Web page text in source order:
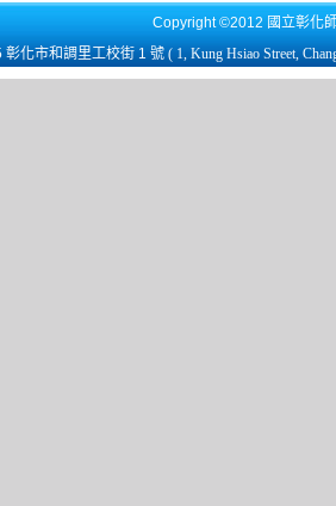
Copyright ©2012 國立彰化
彰化市和調里工校街 1 號 ( 1, Kung Hsiao Street,